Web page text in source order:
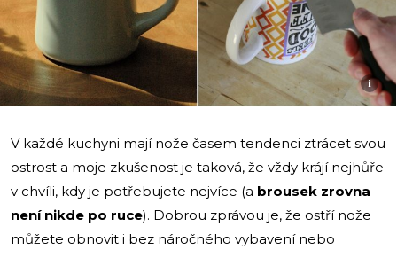
i
V každé kuchyni mají nože časem tendenci ztrácet svou
ostrost a moje zkušenost je taková, že vždy krájí nejhůře
v chvíli, kdy je potřebujete nejvíce (a brousek zrovna
není nikde po ruce). Dobrou zprávou je, že ostří nože
můžete obnovit i bez náročného vybavení nebo